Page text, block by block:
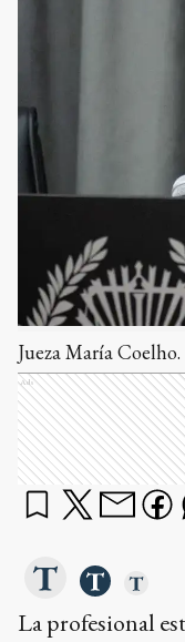
Jueza María Coelho.
Ads
La profesional